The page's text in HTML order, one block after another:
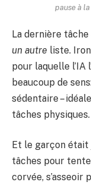
pause à
La dernière
un autre liste.
pour laquelle l’IA
beaucoup de
sédentaire –
tâches physiques.
Et le garçon
tâches pour
corvée,